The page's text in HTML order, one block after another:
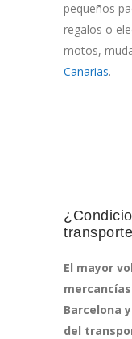
pequeños
regalos o
motos,
Canarias.
El mayor
Barcelona
del